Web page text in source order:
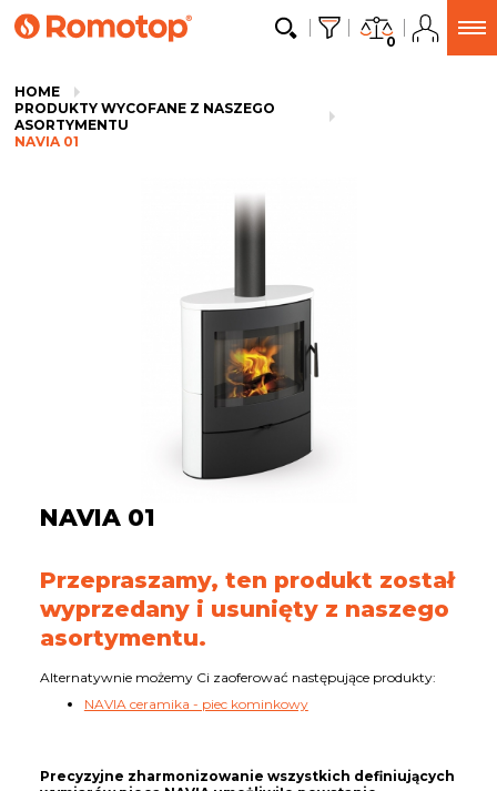
0
HOME
PRODUKTY WYCOFANE Z NASZEGO
ASORTYMENTU
NAVIA 01
NAVIA 01
Przepraszamy, ten produkt został
wyprzedany i usunięty z naszego
asortymentu.
Alternatywnie możemy Ci zaoferować następujące produkty:
NAVIA ceramika - piec kominkowy
Precyzyjne zharmonizowanie wszystkich definiujących